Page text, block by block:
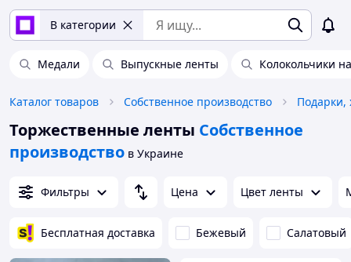
В категории
Медали Выпускные ленты Колокольчики
Каталог товаров Собственное производство Подарки,
Торжественные ленты Собственное
производство в Украине
Фильтры Цена Цвет ленты
Бесплатная доставка Бежевый Салатовый